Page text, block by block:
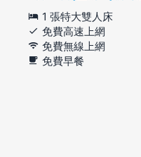
1 張特大雙人床
免費高速上網
免費無線上網
免費早餐